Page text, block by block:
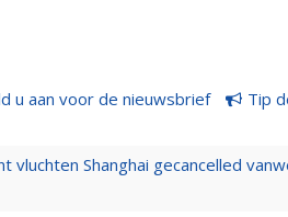
u aan voor de nieuwsbrief Tip
vluchten Shanghai gecancelled